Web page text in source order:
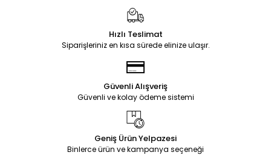
Hızlı Teslimat
Siparişleriniz en kısa sürede elinize ulaşır.
Güvenli Alışveriş
Güvenli ve kolay ödeme sistemi
Geniş Ürün Yelpazesi
Binlerce ürün ve kampanya seçeneği